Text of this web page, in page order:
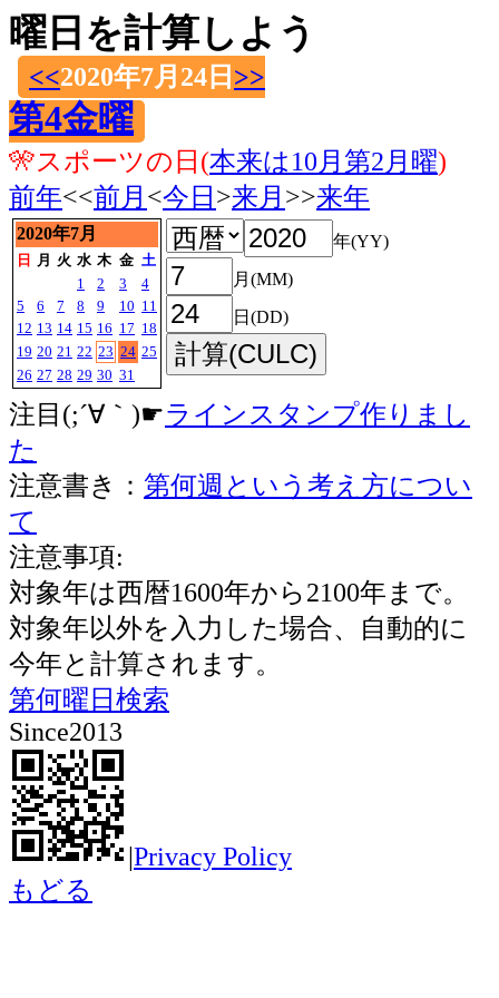
曜日を計算しよう
<<2020年7月24日 >>
第4金曜
🎌スポーツの日(本来は10月第2月曜)
前年<<前月 <今日 >来月 >>来年
2020年7月
日 月 火 水 木 金 土
1
2 3
4
5
6 7 8 9 10 11
12 13 14 15 16 17 18
19 20 21 22 23 24 25
26 27 28 29 30 31
年(YY)
月(MM)
日(DD)
注目(;´∀｀)☛ラインスタンプ作りまし
た
注意書き： 第何週という考え方につい
て
注意事項:
対象年は西暦1600年から2100年まで。
対象年以外を入力した場合、自動的に
今年と計算されます。
第何曜日検索
Since2013
|Privacy Policy
もどる